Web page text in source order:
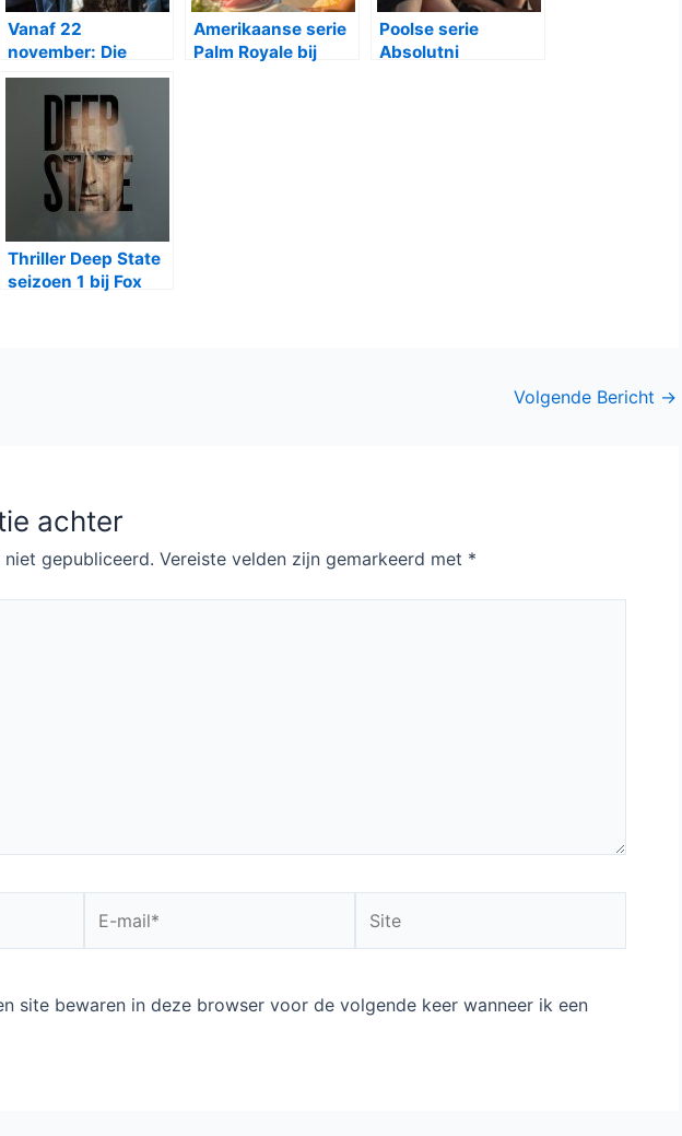
Vanaf 22
november: Die
Kaiserin seizoen 2
bij Netflix
Amerikaanse serie
Palm Royale bij
Poolse serie
Absolutni
Thriller Deep State
seizoen 1 bij Fox
Volgende Bericht →
achter
gepubliceerd. Vereiste velden zijn gemarkeerd met *
mail*
site bewaren in deze browser voor de volgende keer wanneer ik een